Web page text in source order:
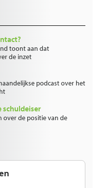
toont aan dat
de inzet
podcast over het
schuldeiser
over de positie van de